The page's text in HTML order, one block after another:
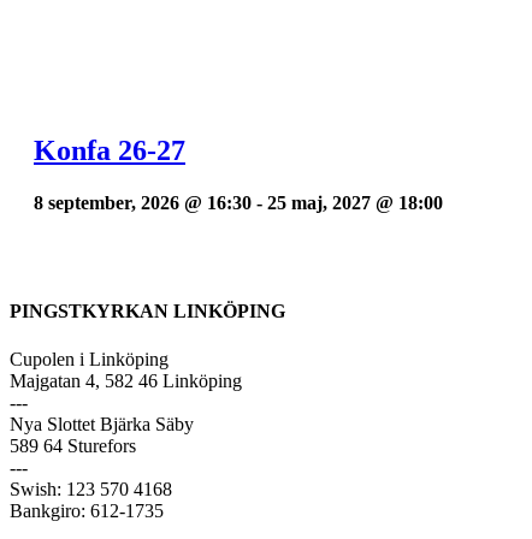
Konfa 26-27
8 september, 2026 @ 16:30 - 25 maj, 2027 @ 18:00
PINGSTKYRKAN LINKÖPING
Cupolen i Linköping
Majgatan 4, 582 46 Linköping
---
Nya Slottet Bjärka Säby
589 64 Sturefors
---
Swish: 123 570 4168
Bankgiro: 612-1735